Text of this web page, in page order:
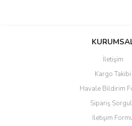
Bu ürüne ilk yorumu
Ürün resmi kalitesiz, bozuk veya
Ürün açıklamasında eksik bilgiler
Ürün bilgilerinde hatalar bulunuyor.
Ürün fiyatı diğer sitelerden daha
İletişim
Kargo Takibi
Havale Bildirim
Sipariş
İletişim